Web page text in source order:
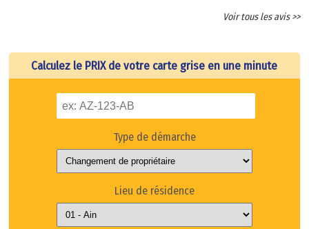
Voir tous les avis >>
Calculez le PRIX de votre carte grise en une minute
Type de démarche
Lieu de résidence